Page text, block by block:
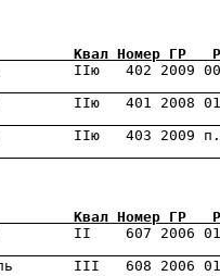
Квал
IIю   402 2009
IIю   401
Квал
II    607
III   608